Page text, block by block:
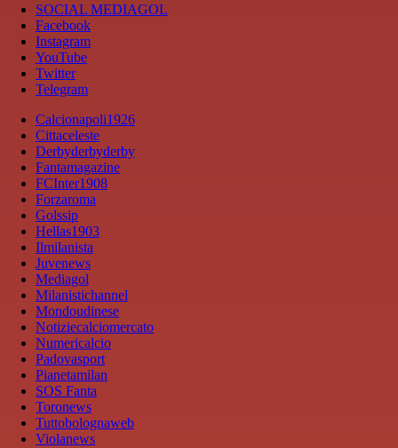
SOCIAL MEDIAGOL
Facebook
Instagram
YouTube
Twitter
Telegram
Calcionapoli1926
Cittaceleste
Derbyderbyderby
Fantamagazine
FCInter1908
Forzaroma
Golssip
Hellas1903
Ilmilanista
Juvenews
Mediagol
Milanistichannel
Mondoudinese
Notiziecalciomercato
Numericalcio
Padovasport
Pianetamilan
SOS Fanta
Toronews
Tuttobolognaweb
Violanews